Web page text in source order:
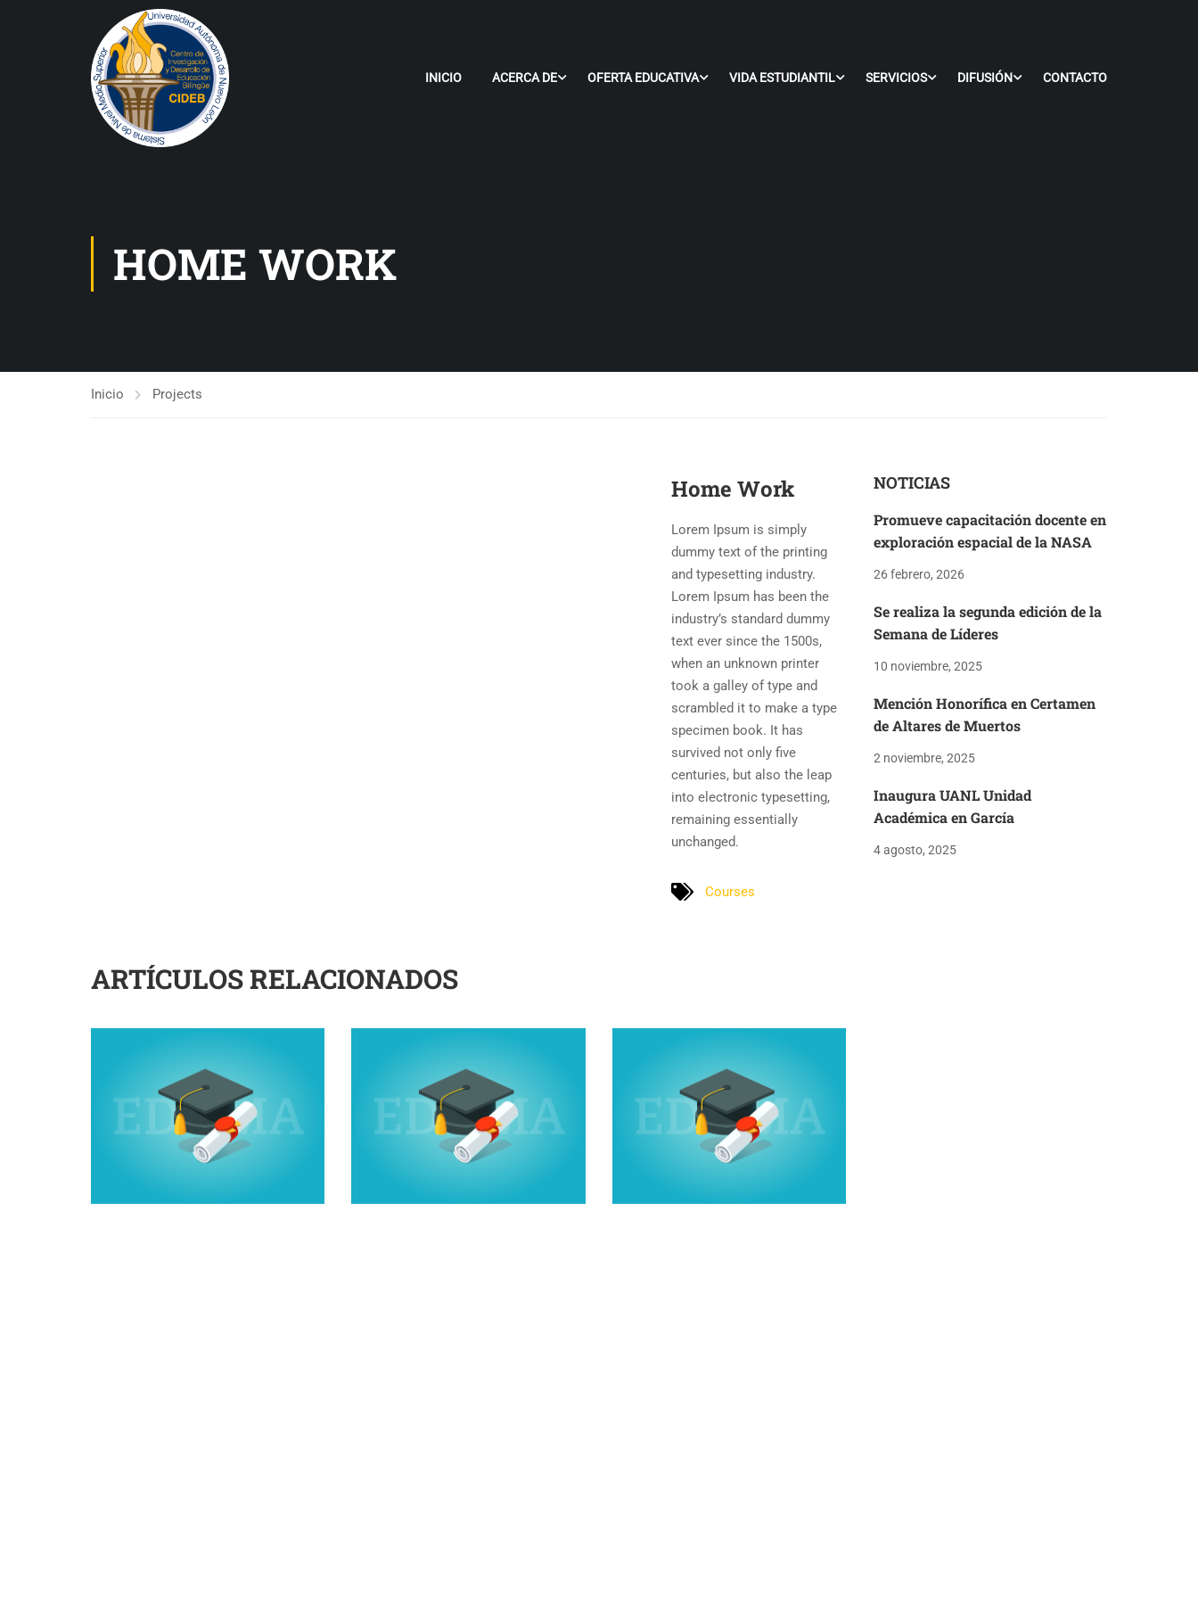
INICIO ACERCA DE OFERTA EDUCATIVA VIDA ESTUDIANTIL SERVICIOS DIFUSIÓN CONTACTO
HOME WORK
Inicio Projects
Home Work
Lorem Ipsum is simply
dummy text of the printing
and typesetting industry.
Lorem Ipsum has been the
industry’s standard dummy
text ever since the 1500s,
when an unknown printer
took a galley of type and
scrambled it to make a type
specimen book. It has
survived not only five
centuries, but also the leap
into electronic typesetting,
remaining essentially
unchanged.
Courses
ARTÍCULOS RELACIONADOS
NOTICIAS
Promueve capacitación docente en
exploración espacial de la NASA
26 febrero, 2026
Se realiza la segunda edición de la
Semana de Líderes
10 noviembre, 2025
Mención Honorífica en Certamen
de Altares de Muertos
2 noviembre, 2025
Inaugura UANL Unidad
Académica en García
4 agosto, 2025